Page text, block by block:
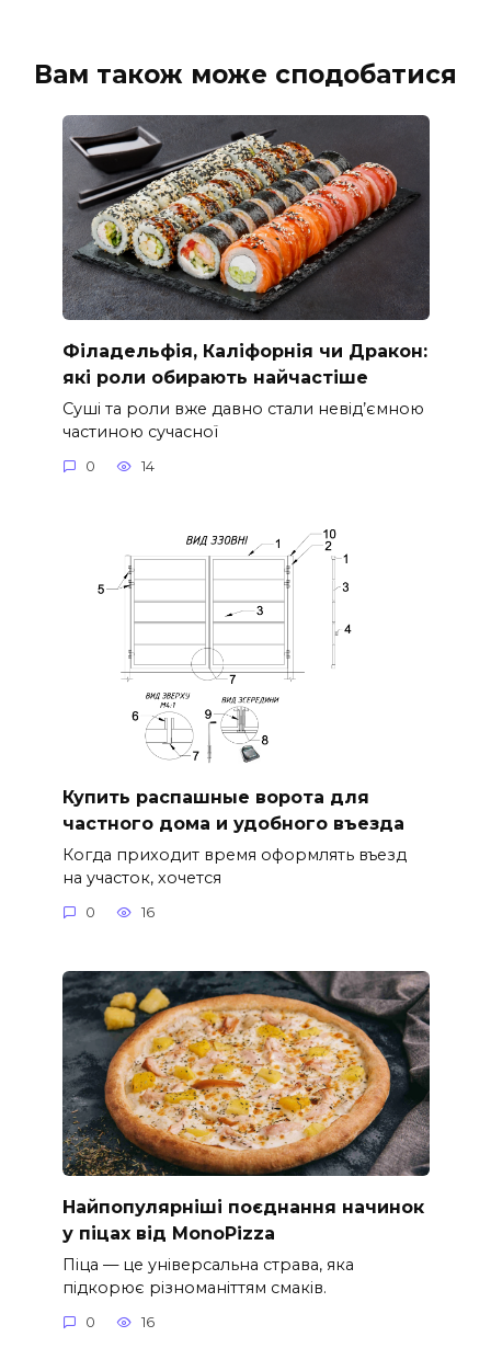
Вам також може сподобатися
Філадельфія, Каліфорнія чи Дракон:
які роли обирають найчастіше
Суші та роли вже давно стали невід’ємною
частиною сучасної
0 14
Купить распашные ворота для
частного дома и удобного въезда
Когда приходит время оформлять въезд
на участок, хочется
0 16
Найпопулярніші поєднання начинок
у піцах від MonoPizza
Піца — це універсальна страва, яка
підкорює різноманіттям смаків.
0 16